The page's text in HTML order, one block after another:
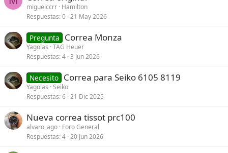
miguelccrr Hamilton
Respuestas 0 21 May 2026
Pregunta Correa Monza
Yagolas TAG Heuer
Respuestas 4 3 Jun 2026
Necesito Correa para Seiko 6105 8119
Yagolas Seiko
Respuestas 6 21 Dic 2025
Nueva correa tissot prc100
alvaro_ago Foro General
Respuestas 4 20 Jun 2026